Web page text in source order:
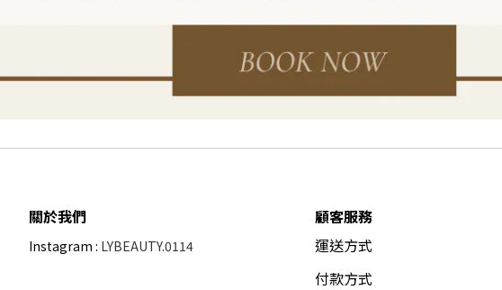
關於我們
Instagram : LYBEAUTY.0114
顧客服務
運送方式
付款方式